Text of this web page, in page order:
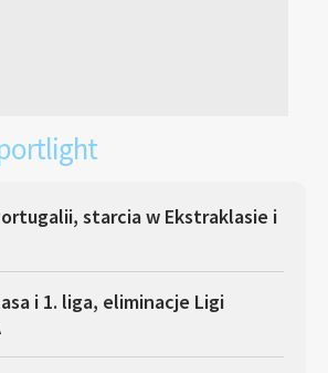
starcia w Ekstraklasie i
i 1. liga, eliminacje Ligi